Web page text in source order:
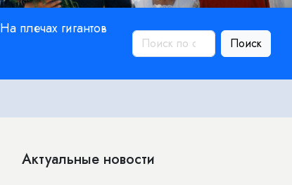
На плечах гигантов
Поиск
Актуальные новости